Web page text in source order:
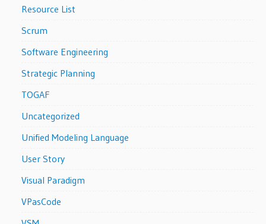
Resource List
Scrum
Software Engineering
Strategic Planning
TOGAF
Uncategorized
Unified Modeling Language
User Story
Visual Paradigm
VPasCode